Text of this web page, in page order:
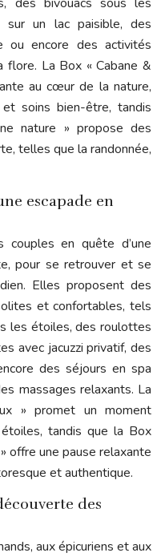
sur un lac paisible, des
ou encore des activités
flore. La Box « Cabane &
au cœur de la nature,
soins bien-être, tandis
nature » propose des
telles que la randonnée,
escapade en
en quête d’une
pour se retrouver et se
Elles proposent des
et confortables, tels
les étoiles, des roulottes
avec jacuzzi privatif, des
des séjours en spa
massages relaxants. La
» promet un moment
tandis que la Box
offre une pause relaxante
et authentique.
des
aux épicuriens et aux